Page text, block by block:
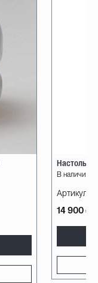
В наличии
Артикул:
14 900 ₽